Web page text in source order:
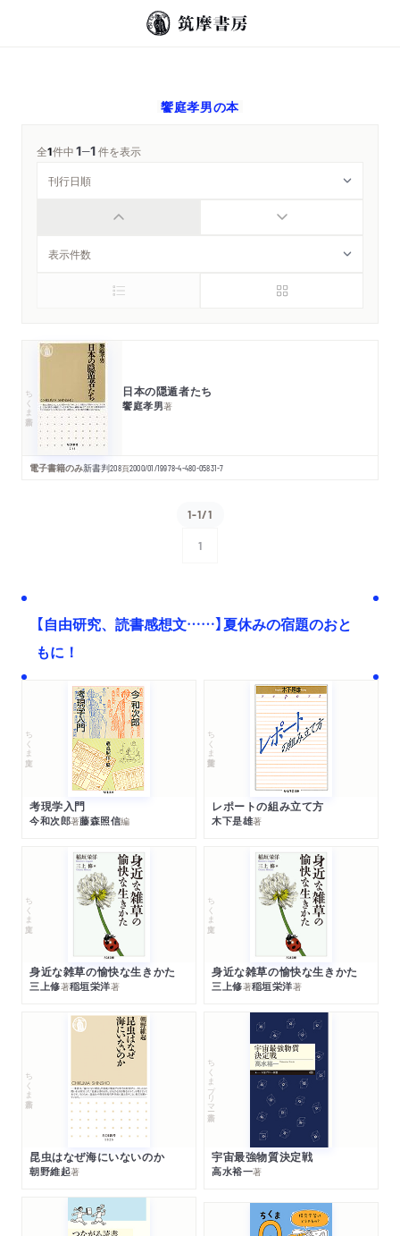
饗庭孝男の本
全1件中1─1件を表示
ちくま新書 日本の隠遁者たち
饗庭孝男著
電子書籍のみ新書判208頁2000/01/19978-4-480-05831-7
1-1/1
1
【自由研究、読書感想文……】夏休みの宿題のおと
もに！
ちくま文庫
考現学入門
今和次郎著藤森照信編
ちくま学芸文庫
レポートの組み立て方
木下是雄著
ちくま文庫
身近な雑草の愉快な生きかた
三上修著稲垣栄洋著
ちくま文庫
身近な雑草の愉快な生きかた
三上修著稲垣栄洋著
ちくま新書
昆虫はなぜ海にいないのか
朝野維起著
ちくまプリマー新書
宇宙最強物質決定戦
高水裕一著